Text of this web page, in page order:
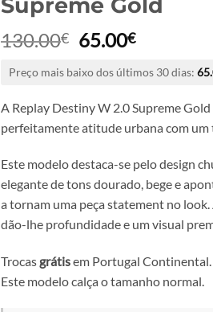
130.00€ O
original
130.00€.
65.00€O
atual
65.00€.
Preço mais baixo dos últimos 30 dias:
A Replay Destiny W 2.0 Supreme
perfeitamente atitude urbana com um
Este modelo destaca-se pelo design
elegante de tons dourado, bege e
a tornam uma peça statement no
dão-lhe profundidade e um visual
Trocas grátisem Portugal Continental.
Este modelo calça o tamanho normal.